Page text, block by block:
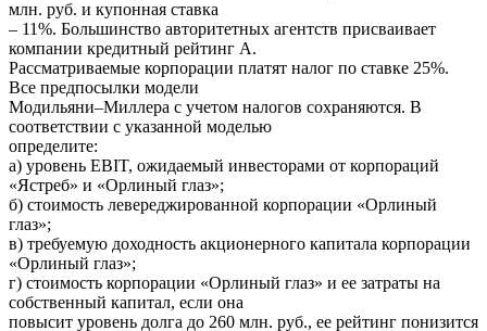
млн. руб. и купонная ставка
– 11%. Большинство авторитетных агентств присваивает
компании кредитный рейтинг А.
Рассматриваемые корпорации платят налог по ставке 25%.
Все предпосылки модели
Модильяни–Миллера с учетом налогов сохраняются. В
соответствии с указанной моделью
определите:
а) уровень EBIT, ожидаемый инвесторами от корпораций
«Ястреб» и «Орлиный глаз»;
б) стоимость левереджированной корпорации «Орлиный
глаз»;
в) требуемую доходность акционерного капитала корпорации
«Орлиный глаз»;
г) стоимость корпорации «Орлиный глаз» и ее затраты на
собственный капитал, если она
повысит уровень долга до 260 млн. руб., ее рейтинг понизится